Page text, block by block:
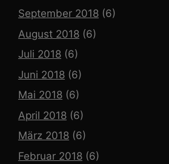
September 2018 (6)
August 2018 (6)
Juli 2018 (6)
Juni 2018 (6)
Mai 2018 (6)
April 2018 (6)
März 2018 (6)
Februar 2018 (6)